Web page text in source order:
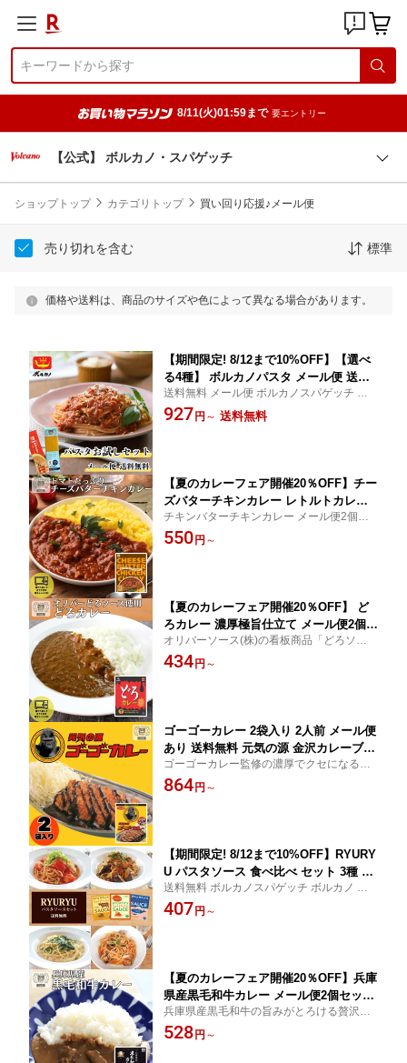
8/11(火)01:59まで 要エントリー
【公式】 ボルカノ・スパゲッチ
ショップトップ カテゴリトップ 買い回り応援♪メール便
売り切れを含む 標準
価格や送料は、商品のサイズや色によって異なる場合があります。
【期間限定! 8/12まで10%OFF】【選べ
る4種】 ボルカノパスタ メール便 送料
無料 買い回り お試し セット ボルカノ
スパゲッチ / 国産 もちもち 太麺 パスタ
送料無料 メール便 ボルカノスパゲッチ ボ
ルカノ ボルカノパスタ
927 円 ～ 送料無料
【夏のカレーフェア開催20％OFF】チー
ズバターチキンカレー レトルトカレー
濃厚 本格 レンジ対応 メール便 送料無
料 買い回り スパイス 常温保存 お取り
チキンバターチキンカレー メール便2個セ
ットなら送料込みでお得 トマトの爽やかな
酸味と濃厚チーズ・バターのコクが調和し
550 円 ～
【夏のカレーフェア開催20％OFF】 ど
ろカレー 濃厚極旨仕立て メール便2個セ
ット 買い回り とろける旨みと深いコク
本格派ビーフカレー レトルト 常温保存
オリバーソース(株)の看板商品「どろソー
ス」を使用した濃厚で美味しいどろカレー
濃厚で深いコク。メール便2個セットなら送
434 円 ～
ゴーゴーカレー 2袋入り 2人前 メール便
あり 送料無料 元気の源 金沢カレーブー
ム 火付け役 レトルト カレー 濃厚でク
セになる 金沢 カレー ご当地グルメ 常
ゴーゴーカレー監修の濃厚でクセになる金
沢カレーを自宅で気軽に堪能。ロースカツ
との相性抜群、満足感あふれる本格的な味
864 円 ～
【期間限定! 8/12まで10%OFF】RYURY
U パスタソース 食べ比べ セット 3種 12
食 / 国産 サーモン サーモンクリーム ク
リームソース ミート ミートソース トマ
送料無料 ボルカノスパゲッチ ボルカノ ボ
ルカノパスタ
407 円 ～
【夏のカレーフェア開催20％OFF】兵庫
県産黒毛和牛カレー メール便2個セット
なら送料込みでお得 レトルト 高級ビー
フカレーメール便 送料無料 買い回り 国
兵庫県産黒毛和牛の旨みがとろける贅沢カ
レー メール便2個セットなら送料込みでお
得 濃厚なコクと深い味わいをご家庭で手軽
528 円 ～